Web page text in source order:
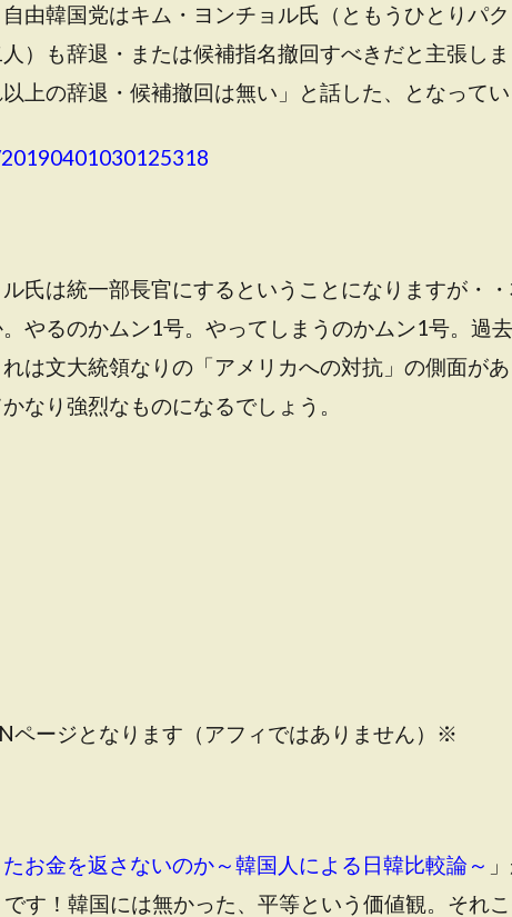
由韓国党はキム・ヨンチョル氏（ともうひとりパ
）も辞退・または候補指名撤回すべきだと主張しま
上の辞退・候補撤回は無い」と話した、となってい
氏は統一部長官にするということになりますが・
やるのかムン1号。やってしまうのかムン1号。過
は文大統領なりの「アメリカへの対抗」の側面があ
なり強烈なものになるでしょう。
ージとなります（アフィではありません）※
お金を返さないのか～韓国人による日韓比較論～
す！韓国には無かった、平等という価値観。それこ